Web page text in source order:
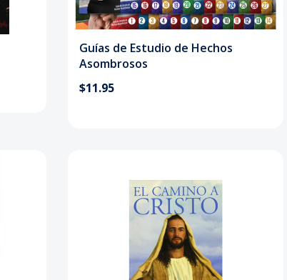
Guías de Estudio de Hechos
Asombrosos
$11.95